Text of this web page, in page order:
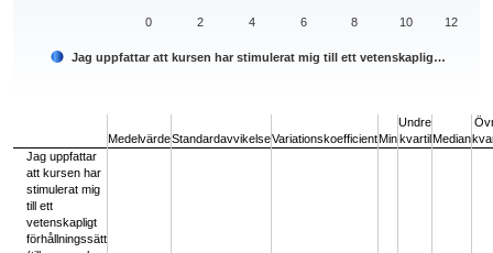
Jag uppfattar att kursen har stimulerat mig till ett vetenskaplig…
0 2 4 6 8 10 12
MedelvärdeStandardavvikelseVariationskoefficientMin
Undre
kvartilMedian
Jag uppfattar
att kursen har
stimulerat mig
till ett
vetenskapligt
förhållningssätt